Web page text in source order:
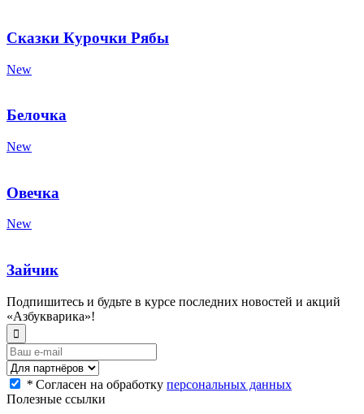
Сказки Курочки Рябы
New
Белочка
New
Овечка
New
Зайчик
Подпишитесь и будьте в курсе последних новостей и акций
«Азбукварика»!
* Согласен на обработку персональных данных
Полезные ссылки